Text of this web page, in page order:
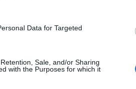
Data for Targeted
Sale, and/or Sharing
with the Purposes for which it
de 2Playbook
a este contenido exclusivo!
Inicia sesión